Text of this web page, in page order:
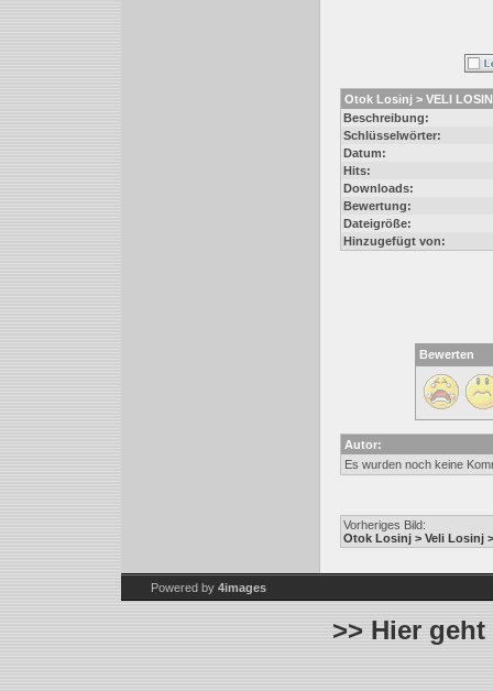
Otok Losinj > VELI
Beschreibung:
Schlüsselwörter:
Datum:
Hits:
Downloads:
Bewertung:
Dateigröße:
Hinzugefügt von:
Bewerten
Autor:
Es wurden noch keine
Vorheriges Bild:
Otok Losinj > Veli Losinj
Powered by 4images
>> Hier